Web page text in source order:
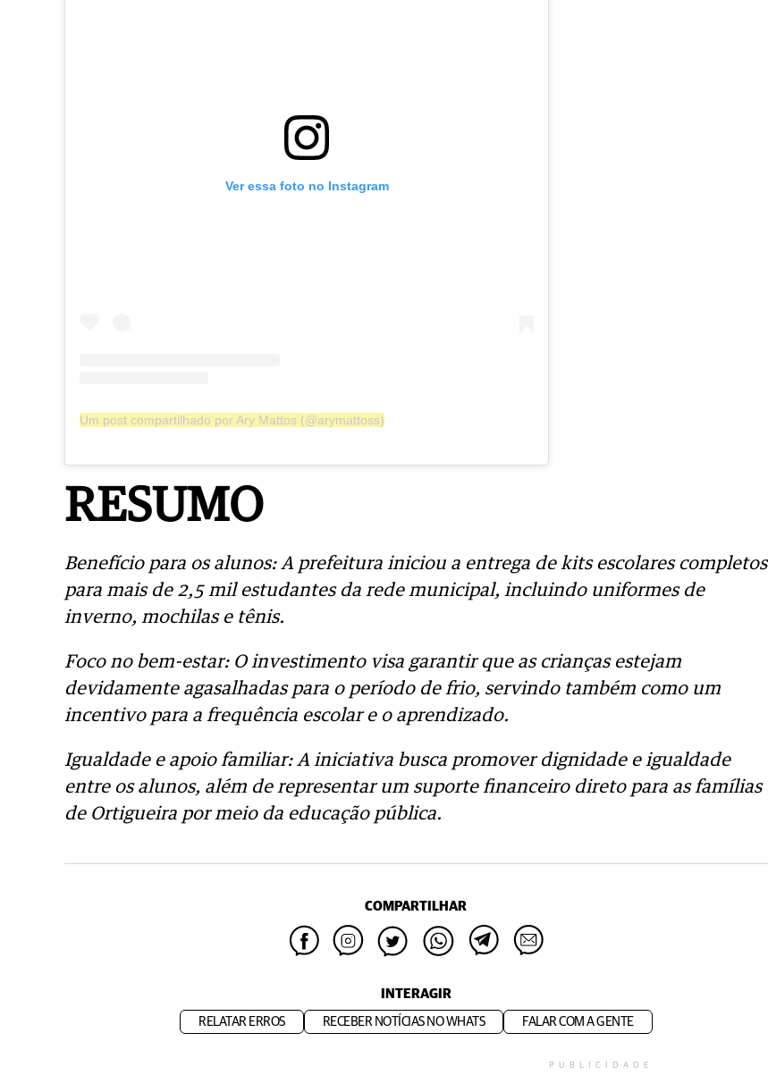
Ver essa foto no Instagram
Um post compartilhado por Ary Mattos (@arymattoss)
RESUMO
Benefício para os alunos: A prefeitura iniciou a entrega de kits escolares completos
para mais de 2,5 mil estudantes da rede municipal, incluindo uniformes de
inverno, mochilas e tênis.
Foco no bem-estar: O investimento visa garantir que as crianças estejam
devidamente agasalhadas para o período de frio, servindo também como um
incentivo para a frequência escolar e o aprendizado.
Igualdade e apoio familiar: A iniciativa busca promover dignidade e igualdade
entre os alunos, além de representar um suporte financeiro direto para as famílias
de Ortigueira por meio da educação pública.
COMPARTILHAR
INTERAGIR
RELATAR ERROS RECEBER NOTÍCIAS NO WHATS FALAR COM A GENTE
PUBLICIDADE